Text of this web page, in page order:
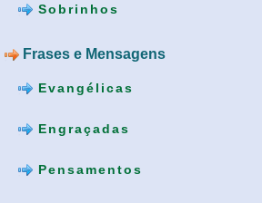
Sobrinhos
Frases e Mensagens
Evangélicas
Engraçadas
Pensamentos